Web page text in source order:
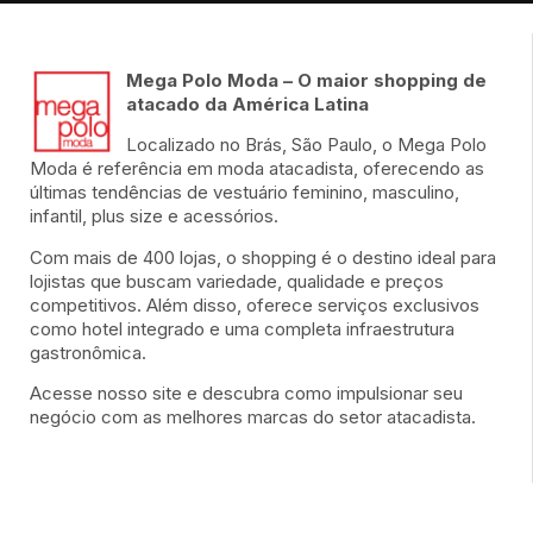
Mega Polo Moda – O maior shopping de
atacado da América Latina
Localizado no Brás, São Paulo, o Mega Polo
Moda é referência em moda atacadista, oferecendo as
últimas tendências de vestuário feminino, masculino,
infantil, plus size e acessórios.
Com mais de 400 lojas, o shopping é o destino ideal para
lojistas que buscam variedade, qualidade e preços
competitivos. Além disso, oferece serviços exclusivos
como hotel integrado e uma completa infraestrutura
gastronômica.
Acesse nosso site e descubra como impulsionar seu
negócio com as melhores marcas do setor atacadista.